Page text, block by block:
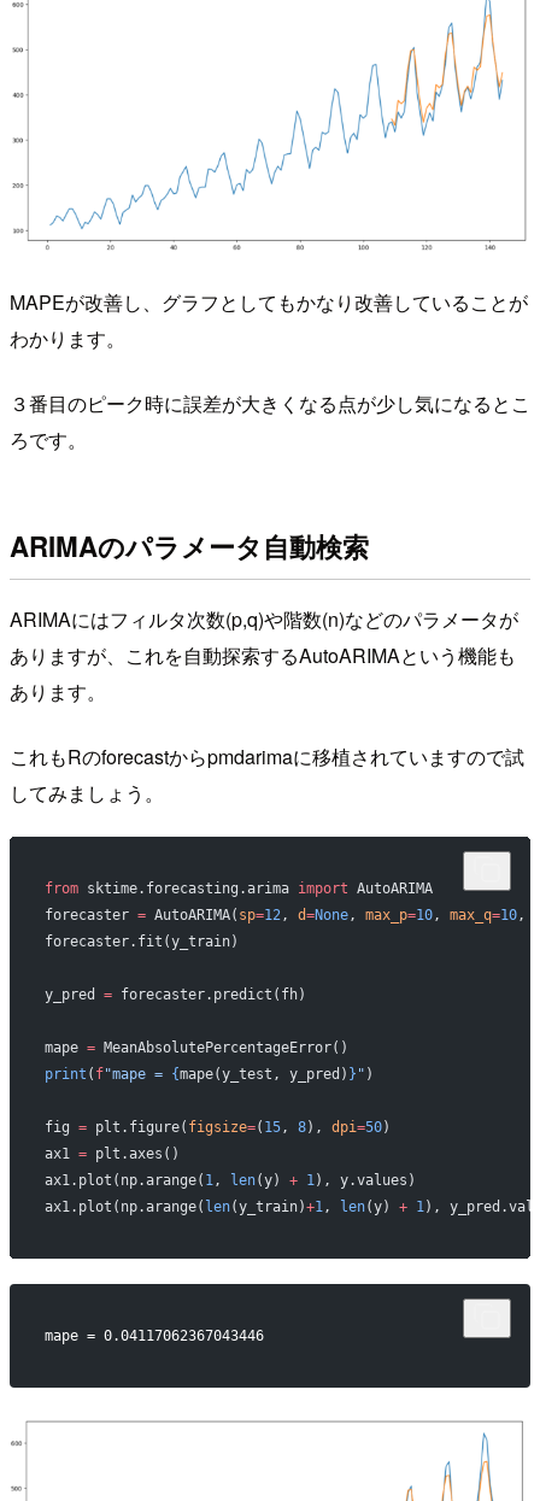
MAPEが改善し、グラフとしてもかなり改善していることが
わかります。
３番目のピーク時に誤差が大きくなる点が少し気になるとこ
ろです。
ARIMAのパラメータ自動検索
ARIMAにはフィルタ次数(p,q)や階数(n)などのパラメータが
ありますが、これを自動探索するAutoARIMAという機能も
あります。
これもRのforecastからpmdarimaに移植されていますので試
してみましょう。
from sktime.forecasting.arima import AutoARIMA
forecaster = AutoARIMA( sp=12 , d=None, max_p=10, max_q=10,
forecaster.fit(y_train)
y_pred = forecaster.predict(fh)
mape = MeanAbsolutePercentageError()
print ( f"mape = {mape(y_test, y_pred) } " )
fig = plt.figure( figsize=( 15, 8), dpi=50)
ax1 = plt.axes()
ax1.plot(np.arange( 1 , len(y) + 1 ), y.values)
ax1.plot(np.arange( len(y_train)+1 , len(y) + 1 ),
mape = 0.04117062367043446